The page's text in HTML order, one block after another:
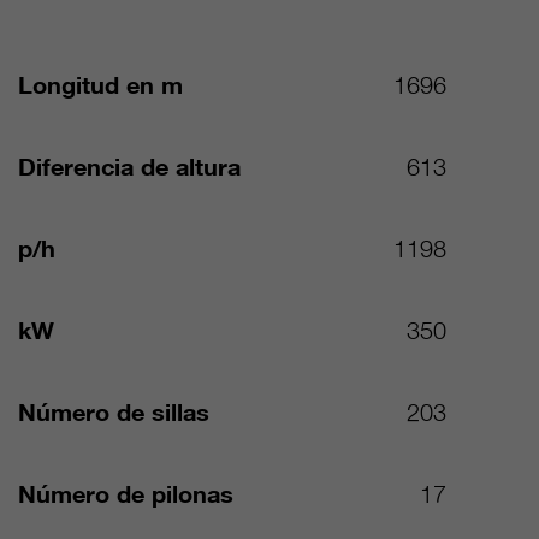
Longitud en m 1696
Diferencia de altura 613
p/h 1198
kW 350
Número de sillas 203
Número de pilonas 17